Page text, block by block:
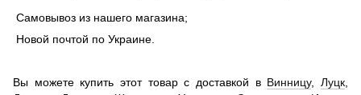
Самовывоз из нашего магазина;
Новой почтой по Украине.
Вы можете купить этот товар с доставкой в Винницу,Луцк